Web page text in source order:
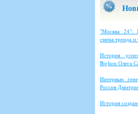
"Москва 24":
смена тренда
История
Biglion Олега
Интервью
Россия
История